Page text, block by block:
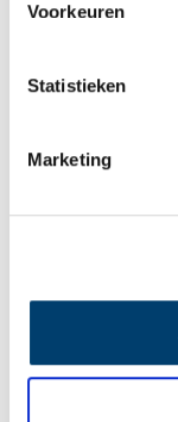
Voorkeuren
Statistieken
Marketing